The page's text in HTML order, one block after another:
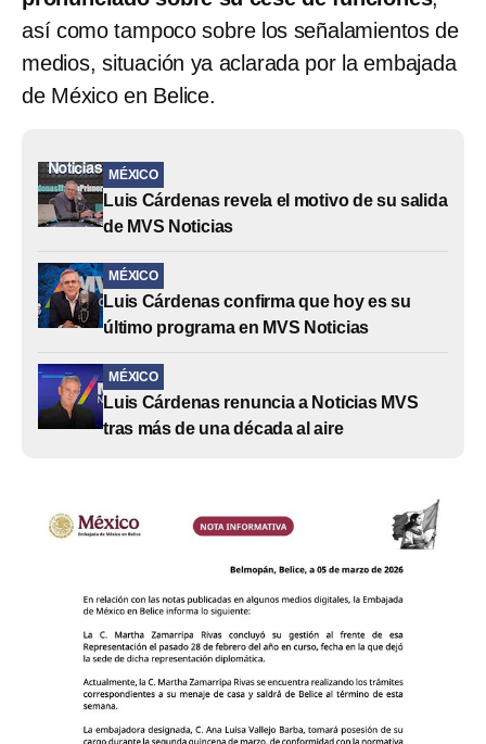
así como tampoco sobre los señalamientos de
medios, situación ya aclarada por la embajada
de México en Belice.
MÉXICO
Luis Cárdenas revela el motivo de su salida
de MVS Noticias
MÉXICO
Luis Cárdenas confirma que hoy es su
último programa en MVS Noticias
MÉXICO
Luis Cárdenas renuncia a Noticias MVS
tras más de una década al aire